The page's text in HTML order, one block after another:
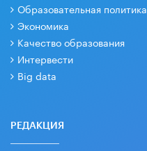
Образовательная политика
Экономика
Качество образования
Интервести
Big data
РЕДАКЦИЯ